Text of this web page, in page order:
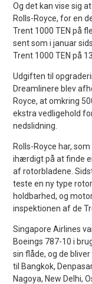
Og det kan vise sig
Rolls-Royce, for en
Trent 1000 TEN på
sent som i januar
Trent 1000 TEN på
Udgiften til
Dreamlinere blev
Royce, at omkring
ekstra vedligehold
nedslidning.
Rolls-Royce har,
ihærdigt på at finde
af rotorbladene.
teste en ny type
holdbarhed, og
inspektionen af de
Singapore Airlines
Boeings 787-10 i
sin flåde, og de
til Bangkok,
Nagoya, New Delhi,